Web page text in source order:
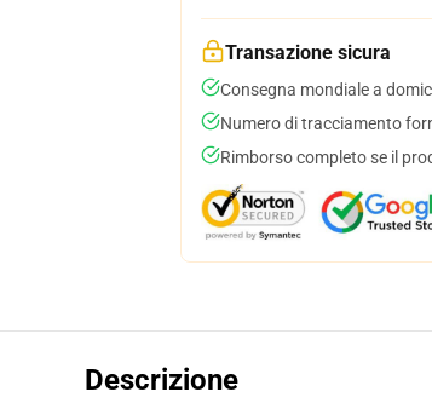
Transazione sicura
Consegna mondiale a
Numero di tracciamento
Rimborso completo se il
Descrizione